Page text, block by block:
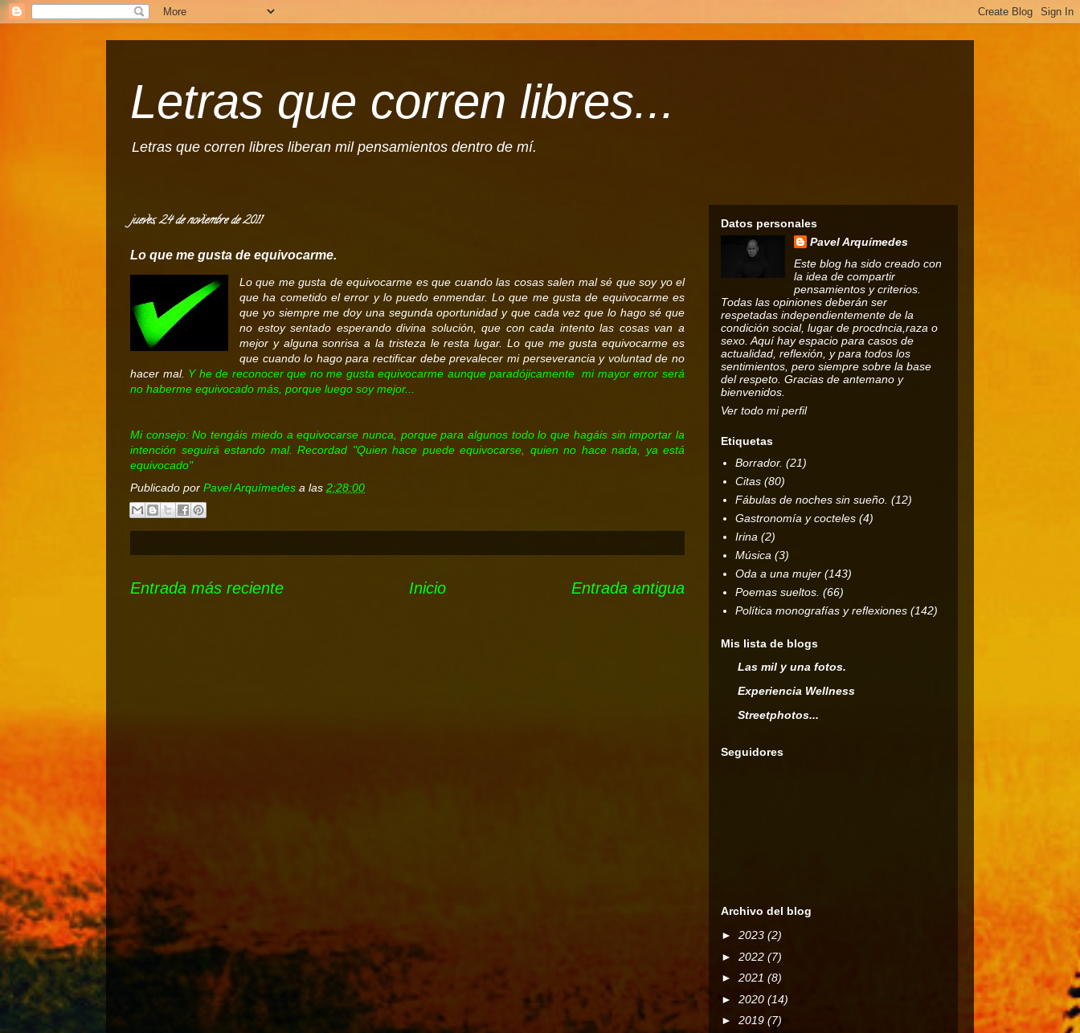
Letras que corren libres...
Letras que corren libres liberan mil pensamientos dentro de mí.
jueves, 24 de noviembre de 2011
Lo que me gusta de equivocarme.
Lo que me gusta de equivocarme es que cuando las cosas salen mal sé que soy yo el
que ha cometido el error y lo puedo enmendar. Lo que me gusta de equivocarme es
que yo siempre me doy una segunda oportunidad y que cada vez que lo hago sé que
no estoy sentado esperando divina solución, que con cada intento las cosas van a
mejor y alguna sonrisa a la tristeza le resta lugar. Lo que me gusta equivocarme es
que cuando lo hago para rectificar debe prevalecer mi perseverancia y voluntad de no
hacer mal. Y he de reconocer que no me gusta equivocarme aunque paradójicamente mi mayor error será
no haberme equivocado más, porque luego soy mejor...
Mi consejo: No tengáis miedo a equivocarse nunca, porque para algunos todo lo que hagáis sin importar la
intención seguirá estando mal. Recordad "Quien hace puede equivocarse, quien no hace nada, ya está
equivocado"
Publicado por Pavel Arquímedes a las 2:28:00
Entrada más reciente Entrada antigua
Inicio
Datos personales
Pavel Arquímedes
Este blog ha sido creado con
la idea de compartir
pensamientos y criterios.
Todas las opiniones deberán ser
respetadas independientemente de la
condición social, lugar de procdncia,raza o
sexo. Aquí hay espacio para casos de
actualidad, reflexión, y para todos los
sentimientos, pero siempre sobre la base
del respeto. Gracias de antemano y
bienvenidos.
Ver todo mi perfil
Etiquetas
Borrador. (21)
Citas (80)
Fábulas de noches sin sueño. (12)
Gastronomía y cocteles (4)
Irina (2)
Música (3)
Oda a una mujer (143)
Poemas sueltos. (66)
Política monografías y reflexiones (142)
Mis lista de blogs
Las mil y una fotos.
Experiencia Wellness
Streetphotos...
Seguidores
Archivo del blog
► 2023 (2)
► 2022 (7)
► 2021 (8)
► 2020 (14)
► 2019 (7)